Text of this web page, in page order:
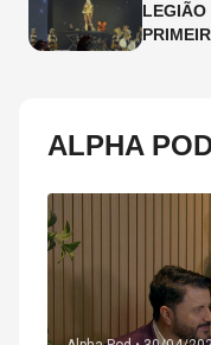
LEGIÃO
ALPHA